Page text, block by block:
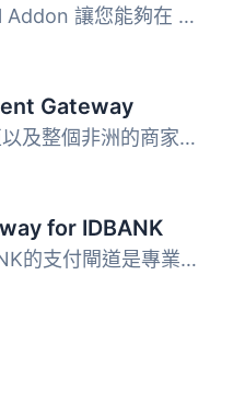
Bookster PayPal Addon 讓您能夠在 Bookster 預約表單中直接...
Gateway
- 多年來，肯尼亞以及整個非洲的商家紛紛轉向使用不同的線上...
for IDBANK
總結文案：IDBANK的支付閘道是專業的 WooCommerce 擴充功能，...